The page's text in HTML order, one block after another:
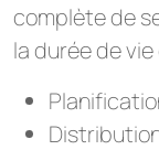
complète de
la durée de